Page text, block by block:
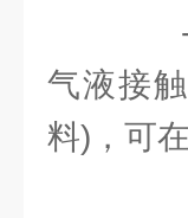
-
气液接
料)，可